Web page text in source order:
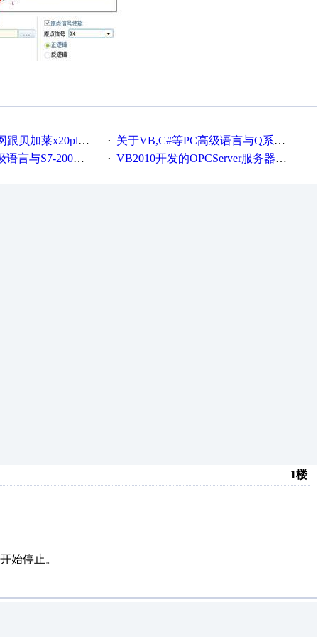
加莱x20plc通讯 ·
关于VB,C#等PC高级语言与Q系列通讯
的CP243以太网通讯
· VB2010开发的OPCServer服务器软件(含源代码)
1楼
始停止。